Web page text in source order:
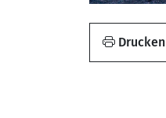
Drucken